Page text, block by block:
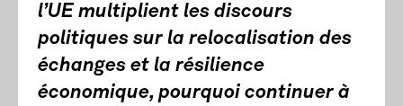
l’UE multiplient les discours
politiques sur la relocalisation des
échanges et la résilience
économique, pourquoi continuer à